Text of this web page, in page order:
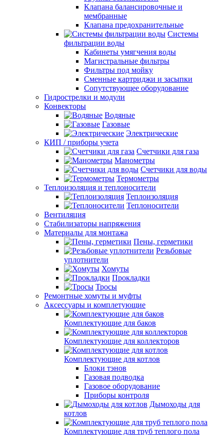
Клапана балансировочные и
мембранные
Клапана предохранительные
Системы
фильтрации воды
Кабинеты умягчения воды
Магистральные фильтры
Фильтры под мойку
Сменные картриджи и засыпки
Сопутствующее оборудование
Гидрострелки и модули
Конвекторы
Водяные
Газовые
Электрические
КИП / приборы учета
Счетчики для газа
Манометры
Счетчики для воды
Термометры
Теплоизоляция и теплоносители
Теплоизоляция
Теплоносители
Вентиляция
Стабилизаторы напряжения
Материалы для монтажа
Пены, герметики
Резьбовые
уплотнители
Хомуты
Прокладки
Тросы
Ремонтные хомуты и муфты
Аксессуары и комплетующие
Комплектующие для баков
Комплектующие для коллекторов
Комплектующие для котлов
Блоки тэнов
Газовая подводка
Газовое оборудование
Приборы контроля
Дымоходы для
котлов
Комплектующие для труб теплого пола